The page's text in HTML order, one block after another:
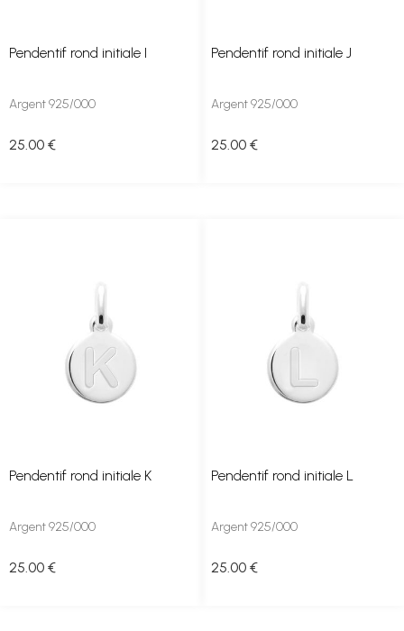
Pendentif rond initiale I
Argent 925/000
25 .00 €
Pendentif rond initiale J
Argent 925/000
25 .00 €
Pendentif rond initiale K
Argent 925/000
25 .00 €
Pendentif rond initiale L
Argent 925/000
25 .00 €